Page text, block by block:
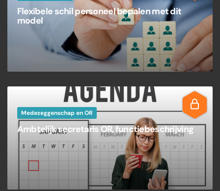
Flexibele schil personeel bepalen met dit
model
Medezeggenschap en OR
Ambtelijk secretaris OR, functiebeschrijving